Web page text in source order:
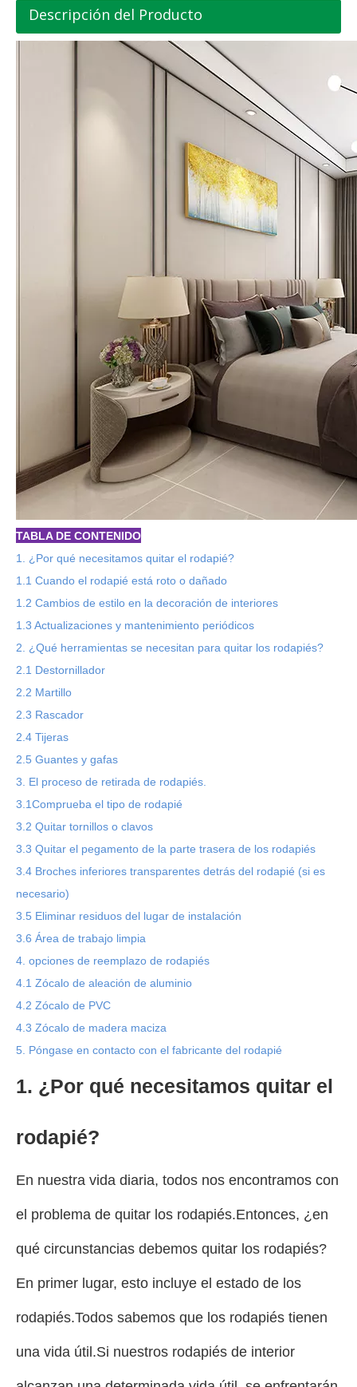
Descripción del Producto
TABLA DE CONTENIDO
1. ¿Por qué necesitamos quitar el rodapié?
1.1 Cuando el rodapié está roto o dañado
1.2 Cambios de estilo en la decoración de interiores
1.3 Actualizaciones y mantenimiento periódicos
2. ¿Qué herramientas se necesitan para quitar los rodapiés?
2.1 Destornillador
2.2 Martillo
2.3 Rascador
2.4 Tijeras
2.5 Guantes y gafas
3. El proceso de retirada de rodapiés.
3.1Comprueba el tipo de rodapié
3.2 Quitar tornillos o clavos
3.3 Quitar el pegamento de la parte trasera de los rodapiés
3.4 Broches inferiores transparentes detrás del rodapié (si es
necesario)
3.5 Eliminar residuos del lugar de instalación
3.6 Área de trabajo limpia
4. opciones de reemplazo de rodapiés
4.1 Zócalo de aleación de aluminio
4.2 Zócalo de PVC
4.3 Zócalo de madera maciza
5. Póngase en contacto con el fabricante del rodapié
1. ¿Por qué necesitamos quitar el
rodapié?
En nuestra vida diaria, todos nos encontramos con
el problema de quitar los rodapiés.Entonces, ¿en
qué circunstancias debemos quitar los rodapiés?
En primer lugar, esto incluye el estado de los
rodapiés.Todos sabemos que los rodapiés tienen
una vida útil.Si nuestros rodapiés de interior